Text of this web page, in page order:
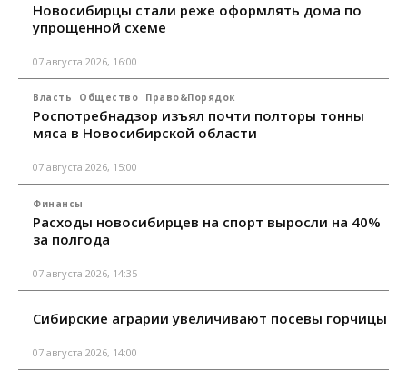
Новосибирцы стали реже оформлять дома по
упрощенной схеме
07 августа 2026, 16:00
Власть Общество Право&Порядок
Роспотребнадзор изъял почти полторы тонны
мяса в Новосибирской области
07 августа 2026, 15:00
Финансы
Расходы новосибирцев на спорт выросли на 40%
за полгода
07 августа 2026, 14:35
Сибирские аграрии увеличивают посевы горчицы
07 августа 2026, 14:00